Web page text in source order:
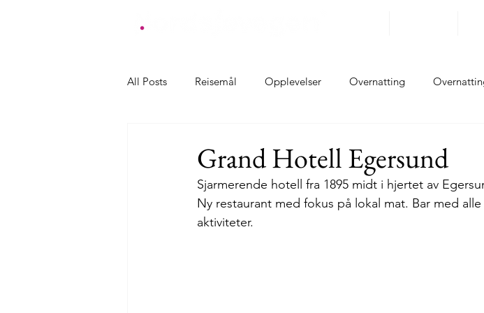
All Posts Reisemål Opplevelser Overnatting
Overnatting Klepp Overnatting Sola Overnatting Randaberg
Grand Hotell Egersund
Sjarmerende hotell fra 1895 midt i hjertet av
Ny restaurant med fokus på lokal mat. Bar med
aktiviteter.